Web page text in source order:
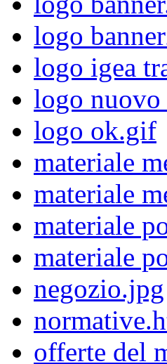
logo
logo igea
logo
logo ok.gif
materiale
materiale
materiale
materiale
negozio.jpg
offerte del